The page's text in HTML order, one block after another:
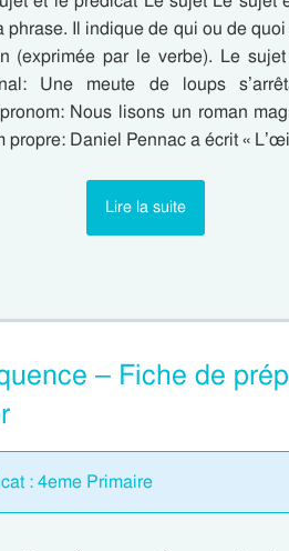
phrase. Il indique de qui ou de
(exprimée par le verbe). Le
Une meute de loups
Nous lisons un roman
propre: Daniel Pennac a écrit «
Lire la suite
– Fiche de
: 4eme Primaire